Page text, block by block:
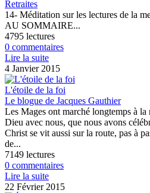
Retraites
14- Méditation sur les lectures de la
AU SOMMAIRE...
4795 lectures
0 commentaires
Lire la suite
4 Janvier 2015
L'étoile de la foi
Le blogue de Jacques Gauthier
Les Mages ont marché longtemps à
Dieu avec nous, que nous avons
Christ se vit aussi sur la route, pas à
de...
7149 lectures
0 commentaires
Lire la suite
22 Février 2015